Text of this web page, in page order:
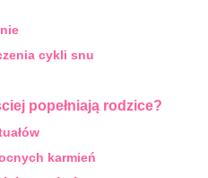
cykli snu
popełniają rodzice?
karmień